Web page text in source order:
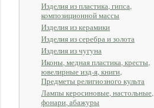
Изделия из пластика, гипса,
композиционной массы
Изделия из керамики
Изделия из серебра и золота
Изделия из чугуна
Иконы, медная пластика, кресты,
ювелирные изд-я, книги,
Предметы религиозного культа
Лампы керосиновые, настольные,
фонари, абажуры